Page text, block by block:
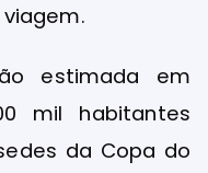
estimada em
mil habitantes
da Copa do